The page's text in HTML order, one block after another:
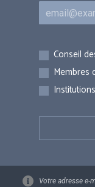
Courriel
Inscriptions
Conseil
Membres
Votre adresse e-